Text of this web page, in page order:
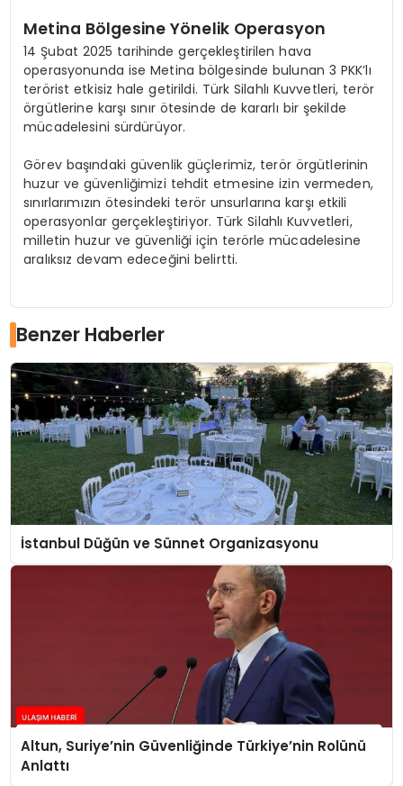
Metina Bölgesine Yönelik Operasyon
14 Şubat 2025 tarihinde gerçekleştirilen hava
operasyonunda ise Metina bölgesinde bulunan 3 PKK’lı
terörist etkisiz hale getirildi. Türk Silahlı Kuvvetleri, terör
örgütlerine karşı sınır ötesinde de kararlı bir şekilde
mücadelesini sürdürüyor.
Görev başındaki güvenlik güçlerimiz, terör örgütlerinin
huzur ve güvenliğimizi tehdit etmesine izin vermeden,
sınırlarımızın ötesindeki terör unsurlarına karşı etkili
operasyonlar gerçekleştiriyor. Türk Silahlı Kuvvetleri,
milletin huzur ve güvenliği için terörle mücadelesine
aralıksız devam edeceğini belirtti.
Benzer Haberler
İstanbul Düğün ve Sünnet Organizasyonu
Altun, Suriye’nin Güvenliğinde Türkiye’nin Rolünü
Anlattı